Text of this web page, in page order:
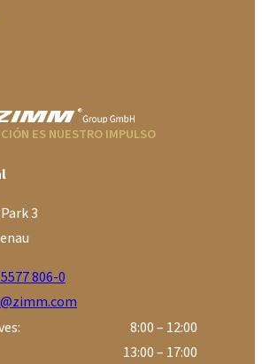
ES NUESTRO IMPULSO
3
806-0
8:00 – 12:00
13:00 – 17:00